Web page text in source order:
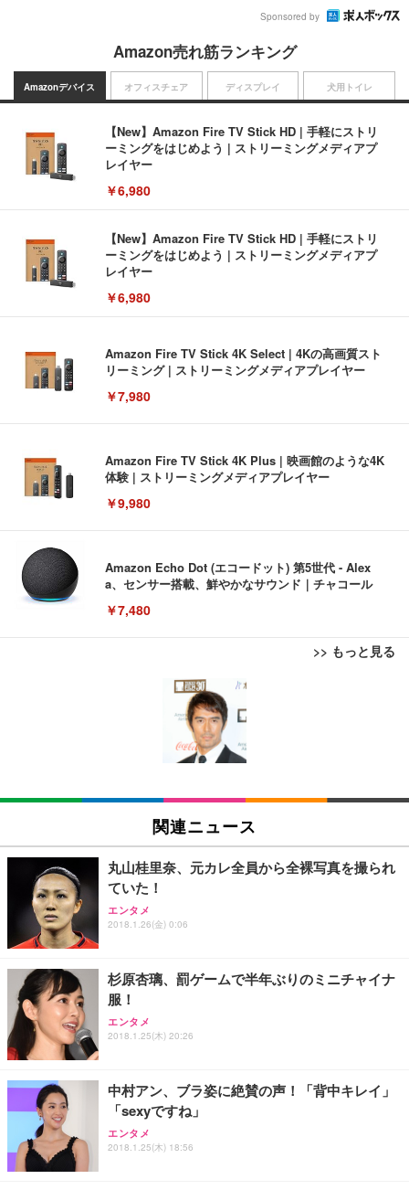
Sponsored by
Amazon売れ筋ランキング
Amazonデバイス
【New】Amazon Fire TV Stick HD | 手軽にストリ
ーミングをはじめよう | ストリーミングメディアプ
レイヤー
￥6,980
【New】Amazon Fire TV Stick HD | 手軽にストリ
ーミングをはじめよう | ストリーミングメディアプ
レイヤー
￥6,980
Amazon Fire TV Stick 4K Select | 4Kの高画質スト
リーミング | ストリーミングメディアプレイヤー
￥7,980
Amazon Fire TV Stick 4K Plus | 映画館のような4K
体験 | ストリーミングメディアプレイヤー
￥9,980
Amazon Echo Dot (エコードット) 第5世代 - Alex
a、センサー搭載、鮮やかなサウンド｜チャコール
￥7,480
>> もっと見る
オフィスチェア
[EdoErgo] オフィスチェア 椅子 テレワーク 疲れな
い 跳ね上げ式アームレスト コンパクト 約105度ロッ
キング pc 事務椅子 360度回転 座面昇降 強化ナイロ
ン樹脂ベース 通気性メッシュ 在宅ワーク H-WY01
(黒網+黒枠+黒足)
SIHOO B100 オフィスチェア／デスクチェア メッシ
ュチェア 人間工学 疲れない ブラック
￥27,999
Sezlife オフィスチェア デスクチェア 疲れない テレ
ワーク チェア 強化バックレスト 30度ロッキング機
能 人間工学 椅子 腰サポート 90度跳ね上げ式アーム
務用 おしゃれ パソコンチェア (ブラック)
Sezlife オフィスチェア デスクチェア 疲れない テレ
ワーク チェア 強化バックレスト 30度ロッキング機
能 人間工学 椅子 腰サポート 90度跳ね上げ式アーム
務用 おしゃれ パソコンチェア (ホワイト)
ANDWINT オフィスチェア デスクチェア 肘なし メ
ッシュ 通気性 ランバーサポート付き 腰サポート ガ
ス圧無段階昇降 360度回転 キャスター付き コンパク
ディスプレイ
EIZO ビジネス向けプレミアムモニター | FlexScan
EV3240X-WT | 31.5型4K UHD・USB Type-C・ホワ
EIZO ビジネス向けプレミアムモニター | FlexScan
￥109,572
【純正品】27"ゲーミングモニター DualSense 充電
フック付き（CFI-ZDM1J）
【整備済み品】Dell E2724HS 27インチ 液晶モニタ
ー フルHD（1920×1080）VA 非光沢 HDMI/DisplayP
ort/VGA スピーカー内蔵 高さ調整 スイベル VESA対
【MiniLED/24.5inch/280Hz/FHD】GRAPHT THE S
HOOTER Gaming Monitor 24” Essential ゲーミン
グモニター QD 24.5インチ 1ms FHD 量子ドット 残
犬用トイレ
Amazonベーシック ペットシーツ 薄型 レギュラー 1
回使い捨て 無香料 ホワイト 300枚
Amazonベーシック ペットシーツ 厚型 ワイド 42枚
x2袋(84枚) ホワイト(吸収面:ライトブルー)
￥3,234
ネオ・ルーライフ ネオ・オムツ L 中型犬用 26枚入
り 単品
Smart Basic(スマートベーシック) 【Amazon.co.jp
限定】 Smart Basic アイリスオーヤマ ペットシーツ
超厚型 お徳用 ワイド 100枚入 (x 1) (ケース販売)
アイリスオーヤマ ペットシーツ 超厚型 お徳用 レギ
ュラー 200枚入【Amazon.co.jp限定】
関連ニュース
丸山桂里奈、元カレ全員から全裸写真を撮られ
ていた！
エンタメ
2018.1.26(金) 0:06
杉原杏璃、罰ゲームで半年ぶりのミニチャイナ
服！
エンタメ
2018.1.25(木) 20:26
中村アン、ブラ姿に絶賛の声！「背中キレイ」
「sexyですね」
エンタメ
2018.1.25(木) 18:56